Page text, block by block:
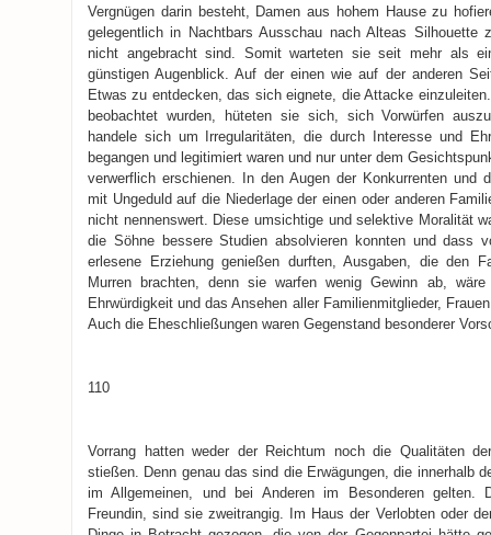
Vergnügen darin besteht, Damen aus hohem Hause zu
gelegentlich in Nachtbars Ausschau nach Alteas Silhouette
nicht angebracht sind. Somit warteten sie seit mehr als
günstigen Augenblick. Auf der einen wie auf der anderen
Etwas zu entdecken, das sich eignete, die Attacke
beobachtet wurden, hüteten sie sich, sich Vorwürfen
handele sich um Irregularitäten, die durch Interesse und
begangen und legitimiert waren und nur unter dem
verwerflich erschienen. In den Augen der Konkurrenten und
mit Ungeduld auf die Niederlage der einen oder anderen
nicht nennenswert. Diese umsichtige und selektive Moralität
die Söhne bessere Studien absolvieren konnten und dass
erlesene Erziehung genießen durften, Ausgaben, die den
Murren brachten, denn sie warfen wenig Gewinn ab,
Ehrwürdigkeit und das Ansehen aller Familienmitglieder,
Auch die Eheschließungen waren Gegenstand besonderer
110
Vorrang hatten weder der Reichtum noch die Qualitäten
stießen. Denn genau das sind die Erwägungen, die innerhalb
im Allgemeinen, und bei Anderen im Besonderen gelten.
Freundin, sind sie zweitrangig. Im Haus der Verlobten oder